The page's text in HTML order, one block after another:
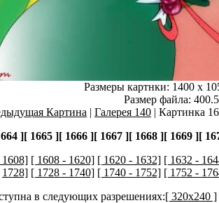
Размеры картнки: 1400 x
Размер файла:
Картина | Галерея 140 | Картинка
][ 1665 ][ 1666 ][ 1667 ][ 1668 ][ 1669 ][
1608] [ 1608 - 1620] [ 1620 - 1632] [ 1632 -
1728] [ 1728 - 1740] [ 1740 - 1752] [ 1752 -
в следующих разрешениях:[ 320x240 ]